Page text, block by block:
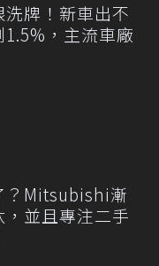
牌！新車出不
，主流車廠
？Mitsubishi漸
並且專注二手